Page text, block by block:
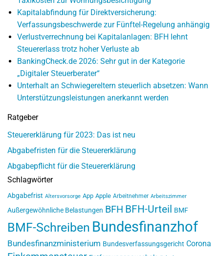
Kapitalabfindung für Direktversicherung:
Verfassungsbeschwerde zur Fünftel-Regelung anhängig
Verlustverrechnung bei Kapitalanlagen: BFH lehnt
Steuererlass trotz hoher Verluste ab
BankingCheck.de 2026: Sehr gut in der Kategorie
„Digitaler Steuerberater“
Unterhalt an Schwiegereltern steuerlich absetzen: Wann
Unterstützungsleistungen anerkannt werden
Ratgeber
Steuererklärung für 2023: Das ist neu
Abgabefristen für die Steuererklärung
Abgabepflicht für die Steuererklärung
Schlagwörter
Abgabefrist Altersvorsorge App Apple Arbeitnehmer Arbeitszimmer
Außergewöhnliche Belastungen BFH BFH-Urteil BMF
BMF-Schreiben Bundesfinanzhof
Bundesfinanzministerium Bundesverfassungsgericht Corona